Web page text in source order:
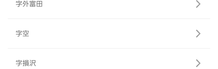
字外富田
字空
字損沢